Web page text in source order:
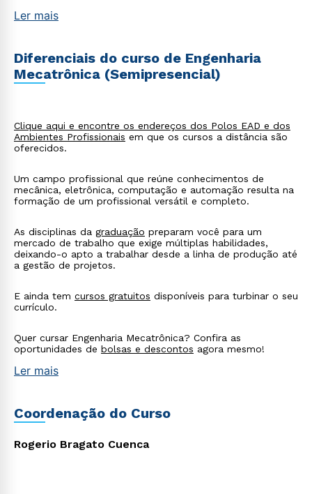
Ler mais
Diferenciais do curso de Engenharia
Mecatrônica (Semipresencial)
Clique aqui e encontre os endereços dos Polos EAD e dos
Ambientes Profissionais em que os cursos a distância são
oferecidos.
Um campo profissional que reúne conhecimentos de
mecânica, eletrônica, computação e automação resulta na
formação de um profissional versátil e completo.
As disciplinas da graduação preparam você para um
mercado de trabalho que exige múltiplas habilidades,
deixando-o apto a trabalhar desde a linha de produção até
a gestão de projetos.
E ainda tem cursos gratuitos disponíveis para turbinar o seu
currículo.
Quer cursar Engenharia Mecatrônica? Confira as
oportunidades de bolsas e descontos agora mesmo!
Ler mais
Coordenação do Curso
Rogerio Bragato Cuenca
Rápido e fácil